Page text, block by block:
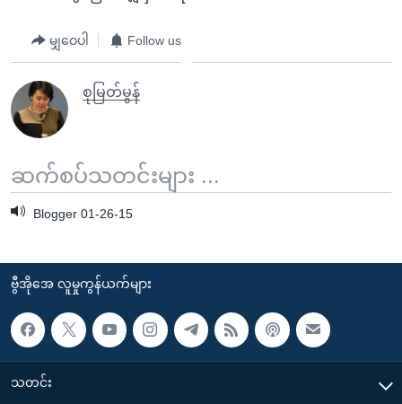
စာမျက်နှာ
ကျော်
ကြည့်
ရှာဖွေ
ကျော်
ရန်
Learning English
ဗွီအိုအေ လူမှုကွန်ယက်များ
ဘာသာစကားများ
မျှဝေပါ Follow us
စုမြတ်မွန်
ဆက်စပ်သတင်းများ ...
Blogger 01-26-15
ဗွီအိုအေ လူမှုကွန်ယက်များ
သတင်း